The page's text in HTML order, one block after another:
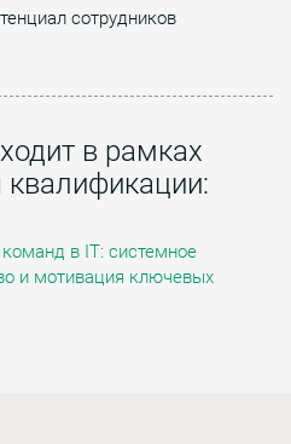
сотрудников
в рамках
в IT: системное
и мотивация ключевых